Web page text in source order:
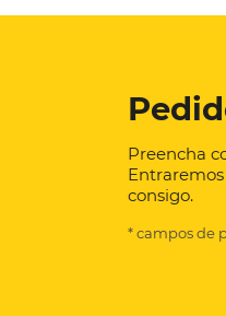
Preencha
consigo.
* campos de